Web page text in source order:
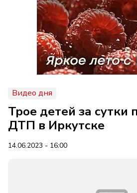
Видео дня
Трое детей за сутки
ДТП в Иркутске
14.06.2023 - 16:00